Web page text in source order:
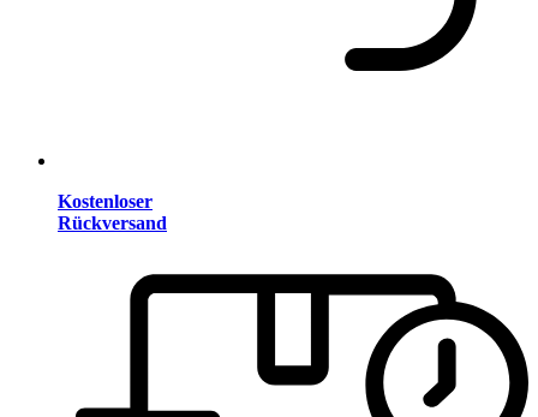
Kostenloser
Rückversand